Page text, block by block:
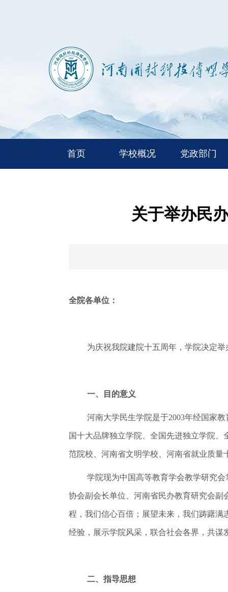
首页 学校概况 党政部门
关于举办民
全院各单位：
为庆祝我院建院十五周年，学院决定
一、目的意义
河南大学民生学院是于2003年经国家
国十大品牌独立学院、全国先进独立学院
范院校、河南省文明学校、河南省就业质
学院现为中国高等教育学会教学研究
协会副会长单位、河南省民办教育研究会
程，我们信心百倍；展望未来，我们踌躇
经验，展示学院风采，联合社会各界，共
二、指导思想